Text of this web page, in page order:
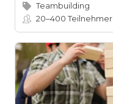
Teambuilding
20–400Teilnehmer